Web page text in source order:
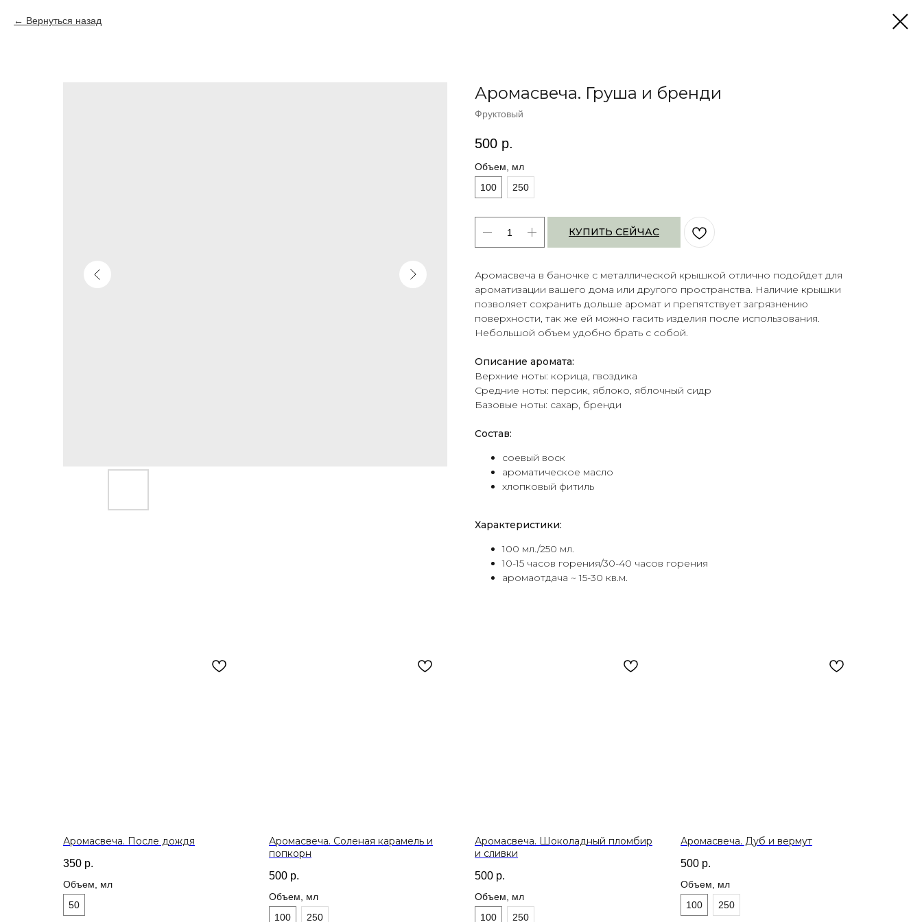
Вернуться назад
Аромасвеча. Груша и бренди
Фруктовый
500 р.
Объем, мл
100
250
КУПИТЬ СЕЙЧАС
Аромасвеча в баночке с металлической крышкой отлично подойдет для
ароматизации вашего дома или другого пространства. Наличие крышки
позволяет сохранить дольше аромат и препятствует загрязнению
поверхности, так же ей можно гасить изделия после использования.
Небольшой объем удобно брать с собой.
Описание аромата:
Верхние ноты: корица, гвоздика
Средние ноты: персик, яблоко, яблочный сидр
Базовые ноты: сахар, бренди
Состав:
соевый воск
ароматическое масло
хлопковый фитиль
Характеристики:
100 мл./250 мл.
10-15 часов горения/30-40 часов горения
аромаотдача ~ 15-30 кв.м.
Аромасвеча. После дождя
350 р.
Объем, мл
50
Аромасвеча. Соленая карамель и
попкорн
500 р.
Объем, мл
100
250
Аромасвеча. Шоколадный пломбир
и сливки
500 р.
Объем, мл
100
250
Аромасвеча. Дуб и вермут
500 р.
Объем, мл
100
250